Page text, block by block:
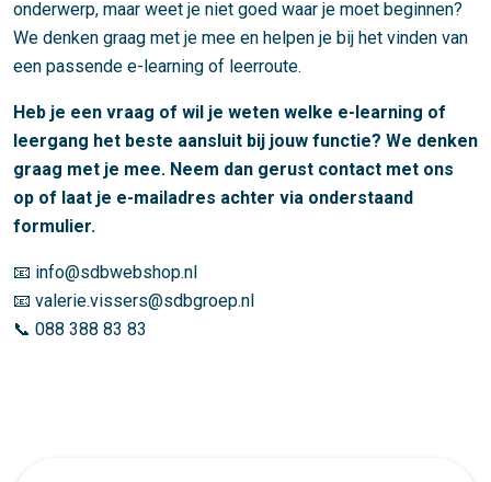
onderwerp, maar weet je niet goed waar je moet beginnen?
We denken graag met je mee en helpen je bij het vinden van
een passende e-learning of leerroute.
Heb je een vraag of wil je weten welke e-learning of
leergang het beste aansluit bij jouw functie? We denken
graag met je mee. Neem dan gerust contact met ons
op of laat je e-mailadres achter via onderstaand
formulier.
📧 info@sdbwebshop.nl
📧 valerie.vissers@sdbgroep.nl
📞 088 388 83 83